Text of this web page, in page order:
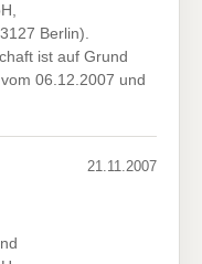
Berlin).
ist auf Grund
06.12.2007 und
21.11.2007